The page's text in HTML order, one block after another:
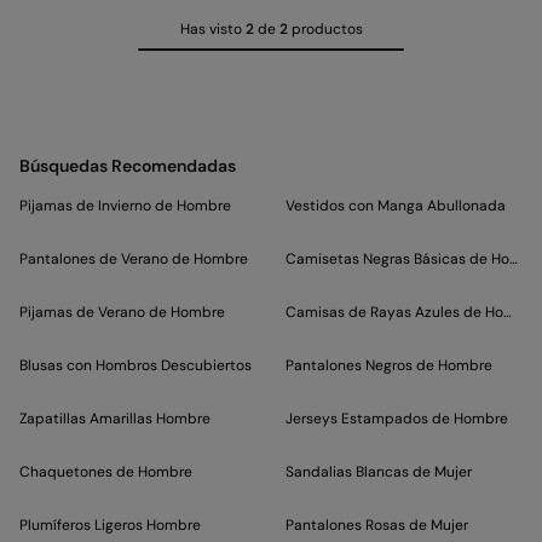
Has visto2de2productos
Búsquedas Recomendadas
Pijamas de Invierno de Hombre
Pantalones de Verano de Hombre
Pijamas de Verano de Hombre
Blusas con Hombros Descubiertos
Zapatillas Amarillas Hombre
Chaquetones de Hombre
Plumíferos Ligeros Hombre
Vestidos con Manga Abullonada
Camisetas Negras Básicas de
Camisas de Rayas Azules de Hombre
Pantalones Negros de Hombre
Jerseys Estampados de Hombre
Sandalias Blancas de Mujer
Pantalones Rosas de Mujer